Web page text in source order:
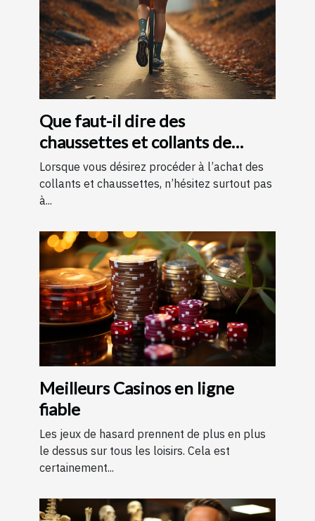
Que faut-il dire des
chaussettes et collants de
contention ?
Lorsque vous désirez procéder à l’achat des
collants et chaussettes, n’hésitez surtout pas
à...
Meilleurs Casinos en ligne
fiable
Les jeux de hasard prennent de plus en plus
le dessus sur tous les loisirs. Cela est
certainement...